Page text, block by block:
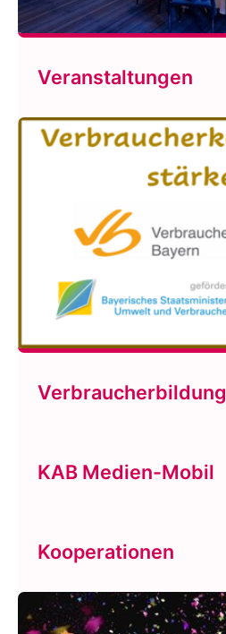
Veranstaltungen
Verbraucherbildung
KAB Medien-Mobil
Kooperationen